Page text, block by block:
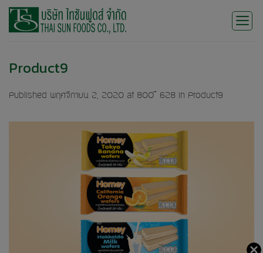
Skip
Product9
Published พฤศจิกายน 2, 2020 at 800 × 628 in Product9